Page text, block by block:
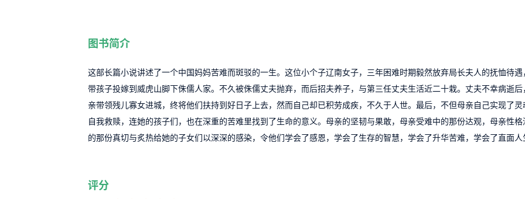
图书简介
这部长篇小说讲述了一个中国妈妈苦难而斑驳的一生。这位小个子辽南女子，三年困难时期毅然放弃局长夫人的抚恤待遇
带孩子投嫁到威虎山脚下侏儒人家。不久被侏儒丈夫抛弃，而后招夫养子，与第三任丈夫生活近二十栽。丈夫不幸病逝后
亲带领残儿寡女进城，终将他们扶持到好日子上去，然而自己却已积劳成疾，不久于人世。最后，不但母亲自己实现了灵
自我救赎，连她的孩子们，也在深重的苦难里找到了生命的意义。母亲的坚韧与果敢，母亲受难中的那份达观，母亲性格
的那份真切与炙热给她的子女们以深深的感染，令他们学会了感恩，学会了生存的智慧，学会了升华苦难，学会了直面人
评分